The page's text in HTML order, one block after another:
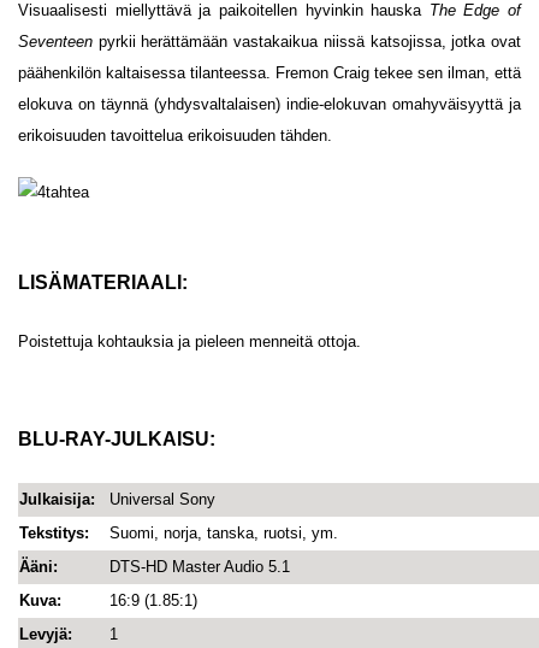
Visuaalisesti miellyttävä ja paikoitellen hyvinkin hauska The Edge of
Seventeen pyrkii herättämään vastakaikua niissä katsojissa, jotka ovat
päähenkilön kaltaisessa tilanteessa. Fremon Craig tekee sen ilman, että
elokuva on täynnä (yhdysvaltalaisen) indie-elokuvan omahyväisyyttä ja
erikoisuuden tavoittelua erikoisuuden tähden.
LISÄMATERIAALI:
Poistettuja kohtauksia ja pieleen menneitä ottoja.
BLU-RAY-JULKAISU:
Julkaisija:
Universal Sony
Tekstitys:
Suomi, norja, tanska, ruotsi, ym.
Ääni:
DTS-HD Master Audio 5.1
Kuva:
16:9 (1.85:1)
Levyjä:
1